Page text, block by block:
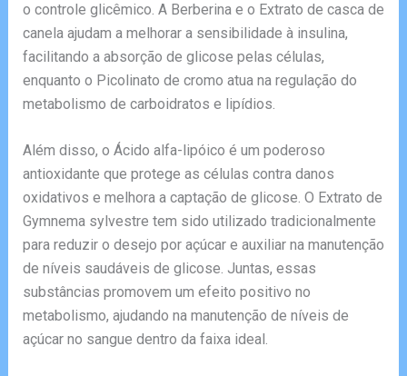
o controle glicêmico. A Berberina e o Extrato de casca de
canela ajudam a melhorar a sensibilidade à insulina,
facilitando a absorção de glicose pelas células,
enquanto o Picolinato de cromo atua na regulação do
metabolismo de carboidratos e lipídios.
Além disso, o Ácido alfa-lipóico é um poderoso
antioxidante que protege as células contra danos
oxidativos e melhora a captação de glicose. O Extrato de
Gymnema sylvestre tem sido utilizado tradicionalmente
para reduzir o desejo por açúcar e auxiliar na manutenção
de níveis saudáveis de glicose. Juntas, essas
substâncias promovem um efeito positivo no
metabolismo, ajudando na manutenção de níveis de
açúcar no sangue dentro da faixa ideal.